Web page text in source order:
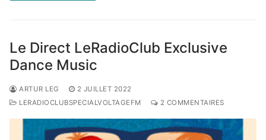
Le Direct LeRadioClub Exclusive
Dance Music
ARTUR LEG
2 JUILLET 2022
LERADIOCLUBSPECIALVOLTAGEFM
2 COMMENTAIRES